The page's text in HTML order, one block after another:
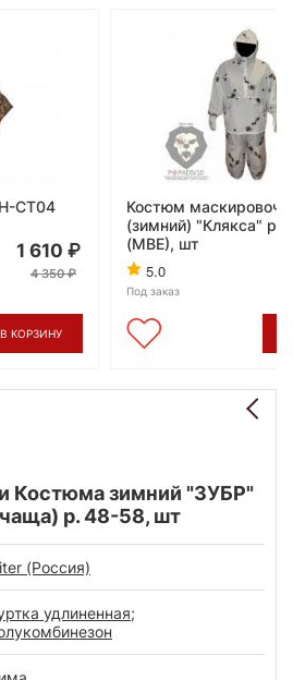
CT04
1 610
4 350
В КОРЗИНУ
Костюм
(зимний) "Клякса" р-
(МВЕ), шт
5.0
Под заказ
Костюма зимний "ЗУБР"
р. 48-58, шт
(Россия)
удлиненная;